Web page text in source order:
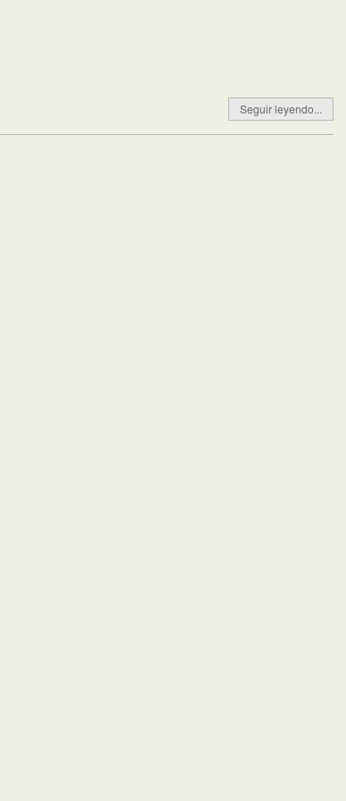
Seguir leyendo...